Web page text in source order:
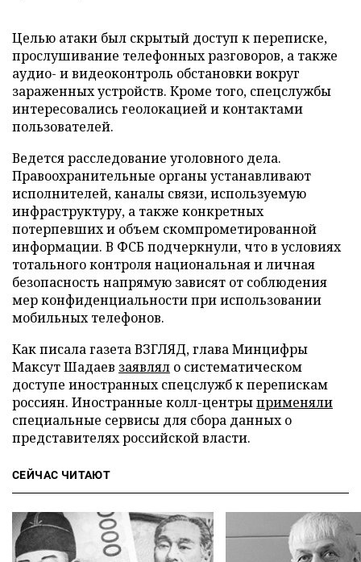
Целью атаки был скрытый доступ к переписке,
прослушивание телефонных разговоров, а также
аудио- и видеоконтроль обстановки вокруг
зараженных устройств. Кроме того, спецслужбы
интересовались геолокацией и контактами
пользователей.
Ведется расследование уголовного дела.
Правоохранительные органы устанавливают
исполнителей, каналы связи, используемую
инфраструктуру, а также конкретных
потерпевших и объем скомпрометированной
информации. В ФСБ подчеркнули, что в условиях
тотального контроля национальная и личная
безопасность напрямую зависят от соблюдения
мер конфиденциальности при использовании
мобильных телефонов.
Как писала газета ВЗГЛЯД, глава Минцифры
Максут Шадаев заявлял о систематическом
доступе иностранных спецслужб к перепискам
россиян. Иностранные колл-центрыприменяли
специальные сервисы для сбора данных о
представителях российской власти.
СЕЙЧАС ЧИТАЮТ